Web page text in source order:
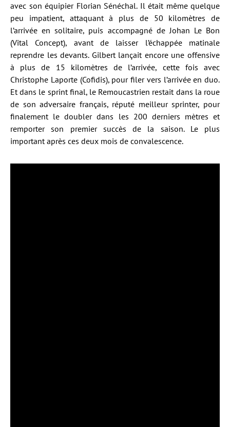
avec son équipier Florian Sénéchal. Il était même quelque
peu impatient, attaquant à plus de 50 kilomètres de
l’arrivée en solitaire, puis accompagné de Johan Le Bon
(Vital Concept), avant de laisser l’échappée matinale
reprendre les devants. Gilbert lançait encore une offensive
à plus de 15 kilomètres de l’arrivée, cette fois avec
Christophe Laporte (Cofidis), pour filer vers l’arrivée en duo.
Et dans le sprint final, le Remoucastrien restait dans la roue
de son adversaire français, réputé meilleur sprinter, pour
finalement le doubler dans les 200 derniers mètres et
remporter son premier succès de la saison. Le plus
important après ces deux mois de convalescence.